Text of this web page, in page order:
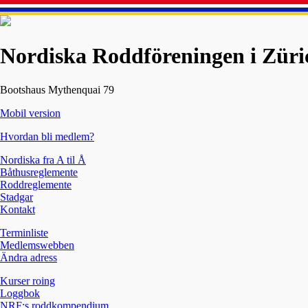
Nordiska Roddföreningen i
Bootshaus Mythenquai 79
Mobil version
Hvordan bli medlem?
Nordiska fra A til Å
Båthusreglemente
Roddreglemente
Stadgar
Kontakt
Terminliste
Medlemswebben
Ändra adress
Kurser roing
Loggbok
NRF:s roddkompendium